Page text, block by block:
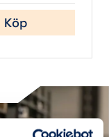
(1)
Köp